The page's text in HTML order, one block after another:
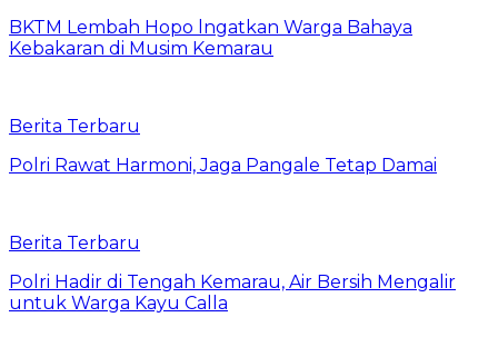
BKTM Lembah Hopo lngatkan Warga Bahaya
Kebakaran di Musim Kemarau
Berita Terbaru
Polri Rawat Harmoni, Jaga Pangale Tetap Damai
Berita Terbaru
Polri Hadir di Tengah Kemarau, Air Bersih Mengalir
untuk Warga Kayu Calla